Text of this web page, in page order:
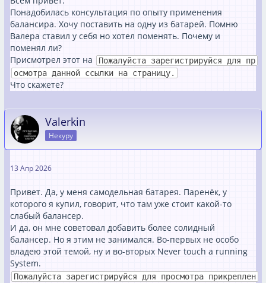
Понадобилась консультация по опыту применения
балансира. Хочу поставить на одну из батарей. Помню
Валера ставил у себя но хотел поменять. Почему и
поменял ли?
Присмотрел этот на
Пожалуйста зарегистрируйся для пр
осмотра данной ссылки на страницу.
Что скажете?
Valerkin
Некуру
13 Апр 2026
Привет. Да, у меня самодельная батарея. Паренёк, у
которого я купил, говорит, что там уже стоит какой-то
слабый балансер.
И да, он мне советовал добавить более солидный
балансер. Но я этим не занимался. Во-первых не особо
владею этой темой, ну и во-вторых Never touch a running
System.
Пожалуйста зарегистрируйся для просмотра прикреплен